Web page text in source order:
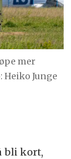
mer
Heiko Junge
bli kort,